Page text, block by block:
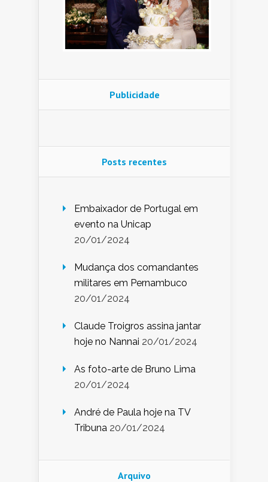
Publicidade
Posts recentes
Embaixador de Portugal em
evento na Unicap
20/01/2024
Mudança dos comandantes
militares em Pernambuco
20/01/2024
Claude Troigros assina jantar
hoje no Nannai 20/01/2024
As foto-arte de Bruno Lima
20/01/2024
André de Paula hoje na TV
Tribuna 20/01/2024
Arquivo